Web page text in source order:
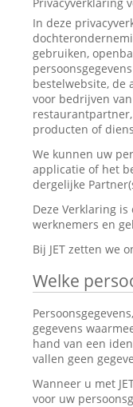
In deze
gebruiken,
bestelwebsite, de
voor bedrijven van
producten of
We kunnen uw
applicatie of het
dergelijke
Deze Verklaring
werknemers en
Bij JET zetten we
Welke
gegevens
hand van een
vallen geen
Wanneer u met
voor uw